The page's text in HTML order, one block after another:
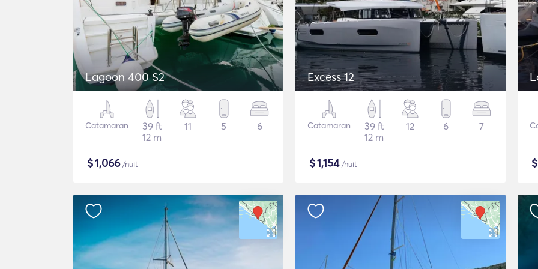
Lagoon 400 S2
Catamaran
39 ft
12 m
11 5 6
$1,066/nuit
Excess 12
Catamaran
39 ft
12 m
12 6 7
$1,154/nuit